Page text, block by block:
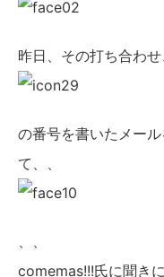
昨日、その打ち合わ
の番号を書いたメー
て、、
、、
comemas!!!氏に聞